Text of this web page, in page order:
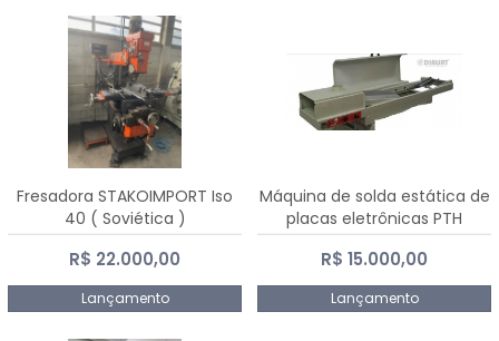
Fresadora STAKOIMPORT Iso
40 ( Soviética )
R$ 22.000,00
Lançamento
Máquina de solda estática de
placas eletrônicas PTH
DIALSAT
R$ 15.000,00
Lançamento